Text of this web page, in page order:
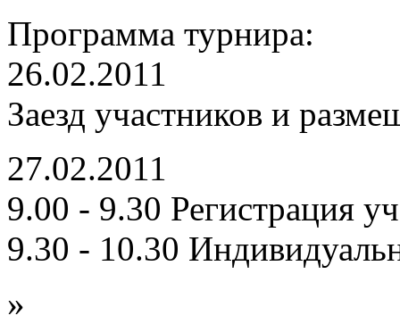
Программа турнира:
26.02.2011
Заезд участников и
27.02.2011
9.00 - 9.30 Регистрация
9.30 - 10.30
»